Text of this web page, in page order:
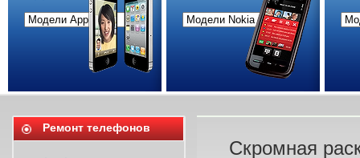
Скромная
Ремонт телефонов